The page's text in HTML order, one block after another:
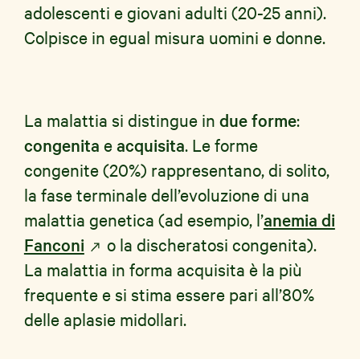
adolescenti e giovani adulti (20-25 anni).
Colpisce in egual misura uomini e donne.
La malattia si distingue in due forme:
congenita eacquisita. Le forme
congenite (20%) rappresentano, di solito,
la fase terminale dell’evoluzione di una
malattia genetica (ad esempio, l’anemia di
Fanconi
o la discheratosi congenita).
La malattia in forma acquisita è la più
frequente e si stima essere pari all’80%
delle aplasie midollari.